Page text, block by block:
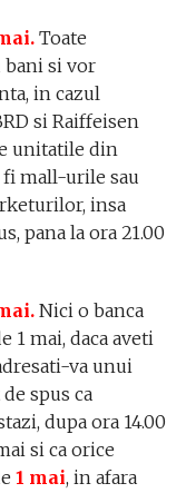
Toate
bani si vor
in cazul
si Raiffeisen
unitatile din
fi mall-urile sau
insa
pana la ora 21.00
Nici o banca
1 mai, daca aveti
va unui
spus ca
dupa ora 14.00
si ca orice
1 mai, in afara